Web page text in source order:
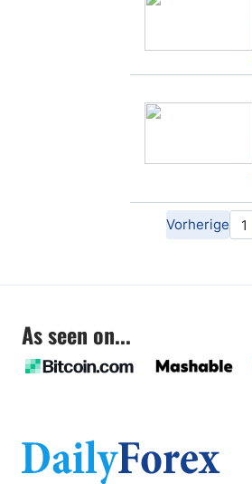
Vorherige 1
As seen on...